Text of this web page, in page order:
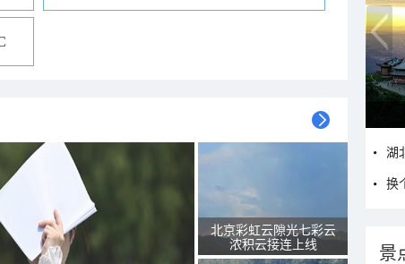
北京彩虹云隙光七彩云
浓积云接连上线
湖
换
景